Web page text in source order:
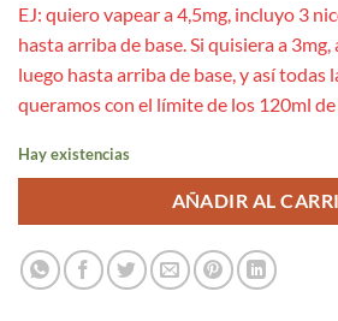
EJ: quiero vapear a 4,5mg, incluyo 3
hasta arriba de base. Si quisiera a
luego hasta arriba de base, y así todas
queramos con el límite de los 120ml
Hay existencias
AÑADIR AL